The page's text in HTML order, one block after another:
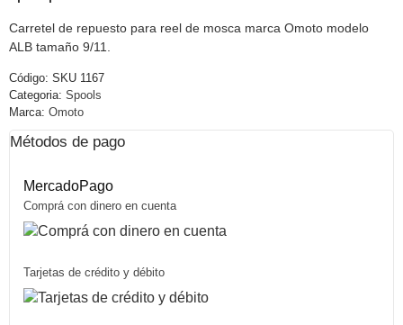
Carretel de repuesto para reel de mosca marca Omoto modelo
ALB tamaño 9/11.
Código: SKU 1167
Categoria: Spools
Marca: Omoto
Métodos de pago
MercadoPago
Comprá con dinero en cuenta
Tarjetas de crédito y débito